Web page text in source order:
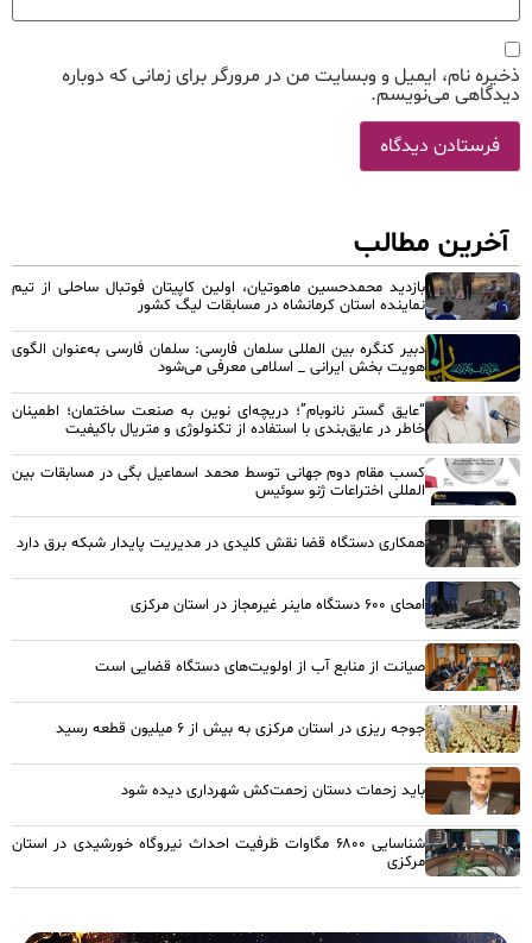
ذخیره نام، ایمیل و وبسایت من در مرورگر برای زمانی که دوباره
دیدگاهی می‌نویسم.
آخرین مطالب
بازدید محمدحسین ماهوتیان، اولین کاپیتان فوتبال ساحلی از تیم
نماینده استان کرمانشاه در مسابقات لیگ کشور
دبیر کنگره بین المللی سلمان فارسی: سلمان فارسی به‌عنوان الگوی
هویت بخش ایرانی _ اسلامی معرفی می‌شود
“عایق گستر نانوبام”؛ دریچه‌ای نوین به صنعت ساختمان؛ اطمینان
خاطر در عایق‌بندی با استفاده از تکنولوژی و متریال باکیفیت
کسب مقام دوم جهانی توسط محمد اسماعیل بگی در مسابقات بین
المللی اختراعات ژنو سوئیس
همکاری دستگاه قضا نقش کلیدی در مدیریت پایدار شبکه برق دارد
امحای ۶۰۰ دستگاه ماینر غیرمجاز در استان مرکزی
صیانت از منابع آب از اولویت‌های دستگاه قضایی است
جوجه ریزی در استان مرکزی به بیش از ۶ میلیون قطعه رسید
باید زحمات دستان زحمت‌کش شهرداری دیده شود
شناسایی ۶۸۰۰ مگاوات ظرفیت احداث نیروگاه خورشیدی در استان
مرکزی